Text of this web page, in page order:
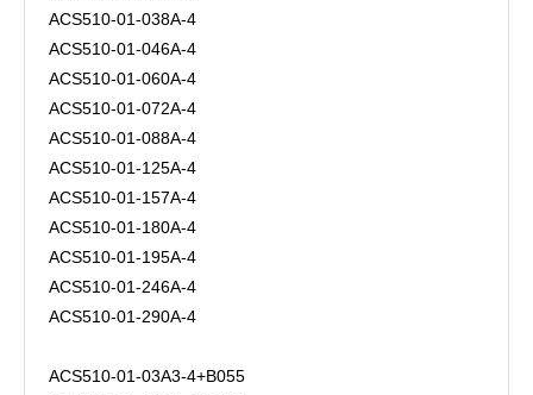
ACS510-01-038A-4
ACS510-01-046A-4
ACS510-01-060A-4
ACS510-01-072A-4
ACS510-01-088A-4
ACS510-01-125A-4
ACS510-01-157A-4
ACS510-01-180A-4
ACS510-01-195A-4
ACS510-01-246A-4
ACS510-01-290A-4
ACS510-01-03A3-4+B055